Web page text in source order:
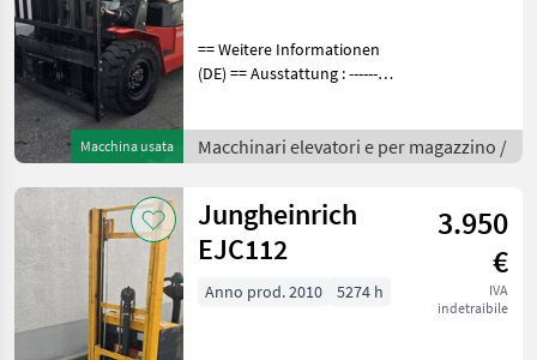
Macchina usata
== Weitere Informationen
(DE) == Ausstattung : ----------
Anbaugeräte : ------------- -
Seitenschieber -
Macchinari elevatori e per magazzino /
Jungheinrich
EJC112
3.950
€
IVA
indetraibile
Anno prod. 2010 5274 h